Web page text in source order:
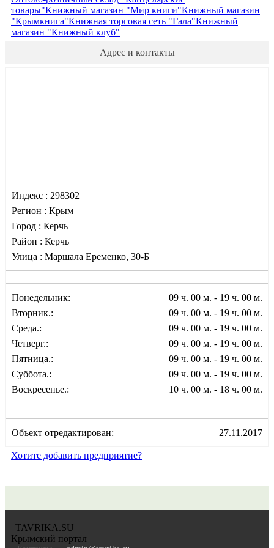
товары"Книжный магазин "Мир книги"Книжный магазин
"Крымкнига"Книжная торговая сеть "Гала"Книжный
магазин "Книжный клуб"
Адрес и контакты
Индекс : 298302
Регион : Крым
Город : Керчь
Район : Керчь
Улица : Маршала Еременко, 30-Б
Понедельник:
09 ч. 00 м. - 19 ч. 00 м.
Вторник.:
09 ч. 00 м. - 19 ч. 00 м.
Среда.:
09 ч. 00 м. - 19 ч. 00 м.
Четверг.:
09 ч. 00 м. - 19 ч. 00 м.
Пятница.:
09 ч. 00 м. - 19 ч. 00 м.
Суббота.:
09 ч. 00 м. - 19 ч. 00 м.
Воскресенье.:
10 ч. 00 м. - 18 ч. 00 м.
Объект отредактирован: 27.11.2017
Хотите добавить предприятие?
TAVRIKA.SU
Крымский портал